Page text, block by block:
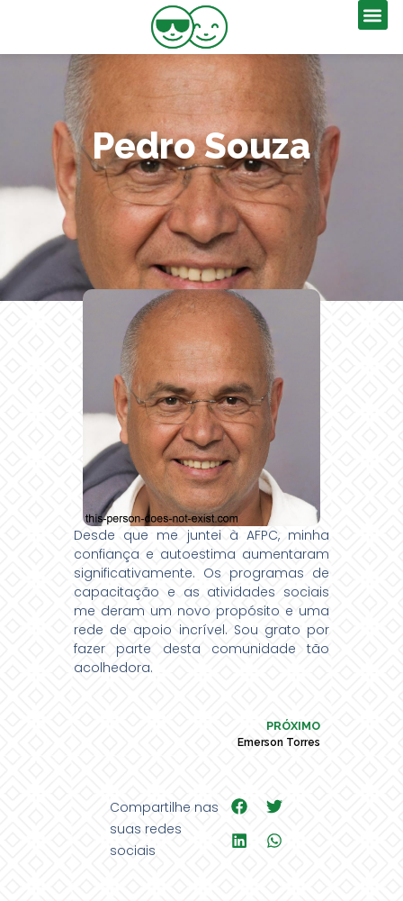
Pedro Souza
Desde que me juntei à AFPC, minha
confiança e autoestima aumentaram
significativamente. Os programas de
capacitação e as atividades sociais
me deram um novo propósito e uma
rede de apoio incrível. Sou grato por
fazer parte desta comunidade tão
acolhedora.
PRÓXIMO
Emerson Torres
Compartilhe nas
suas redes
sociais